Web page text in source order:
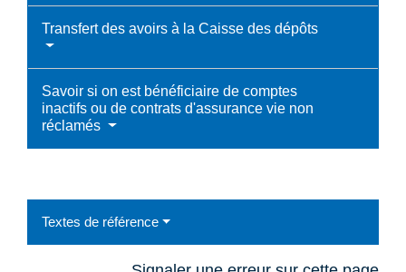
Transfert des avoirs à la Caisse des dépôts
Savoir si on est bénéficiaire de comptes
inactifs ou de contrats d'assurance vie non
réclamés
Textes de référence